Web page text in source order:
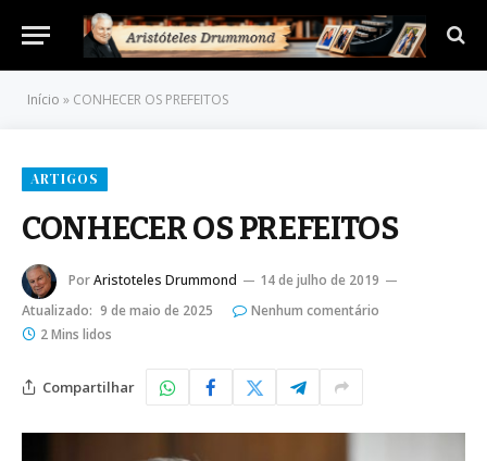
Início » CONHECER OS PREFEITOS
ARTIGOS
CONHECER OS PREFEITOS
PorAristoteles Drummond
14 de julho de 2019
Atualizado: 9 de maio de 2025
Nenhum comentário
2 Mins lidos
Compartilhar